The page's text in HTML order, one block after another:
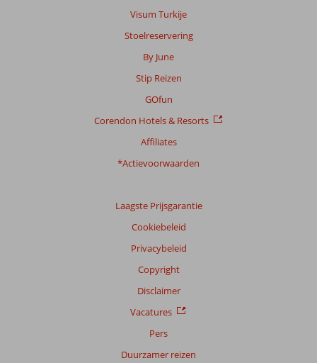
Visum Turkije
Stoelreservering
By June
Stip Reizen
GOfun
Corendon Hotels & Resorts
Affiliates
*Actievoorwaarden
Laagste Prijsgarantie
Cookiebeleid
Privacybeleid
Copyright
Disclaimer
Vacatures
Pers
Duurzamer reizen